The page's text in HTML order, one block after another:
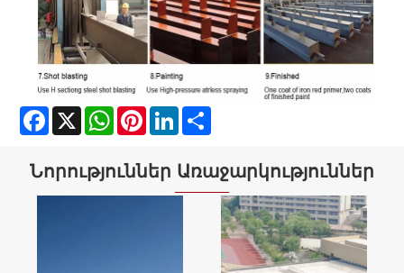
Facebook
X WhatsAppPinterestLinkedIn
Նորություններ Առաջարկություններ